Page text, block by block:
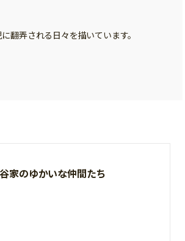
翻弄される日々を描いています。
家のゆかいな仲間たち